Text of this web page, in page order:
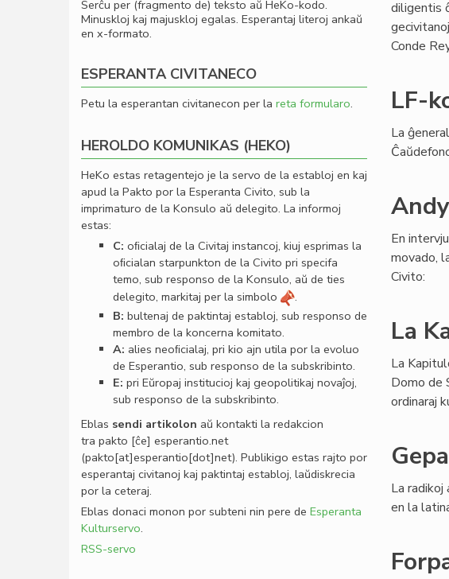
diligentis
Conde
LF-
La
En
movado,
Civito:
La
La
Domo de
ordinaraj
La radikoj
en la
Serĉu per (fragmento de) teksto aŭ HeKo-kodo.
Minuskloj kaj majuskloj egalas. Esperantaj literoj ankaŭ
en x-formato.
ESPERANTA CIVITANECO
Petu la esperantan civitanecon per la reta formularo.
HEROLDO KOMUNIKAS (HEKO)
HeKo estas retagentejo je la servo de la establoj en kaj
apud la Pakto por la Esperanta Civito, sub la
imprimaturo de la Konsulo aŭ delegito. La informoj
estas:
C: oﬁcialaj de la Civitaj instancoj, kiuj esprimas la
oﬁcialan starpunkton de la Civito pri specifa
temo, sub responso de la Konsulo, aŭ de ties
delegito, markitaj per la simbolo
.
B: bultenaj de paktintaj establoj, sub responso de
membro de la koncerna komitato.
A: alies neoﬁcialaj, pri kio ajn utila por la evoluo
de Esperantio, sub responso de la subskribinto.
E: pri Eŭropaj institucioj kaj geopolitikaj novaĵoj,
sub responso de la subskribinto.
Eblas sendi artikolon aŭ kontakti la redakcion
tra pakto [ĉe] esperantio.net
(pakto[at]esperantio[dot]net). Publikigo estas rajto por
esperantaj civitanoj kaj paktintaj establoj, laŭdiskrecia
por la ceteraj.
Eblas donaci monon por subteni nin pere de Esperanta
Kulturservo.
RSS-servo